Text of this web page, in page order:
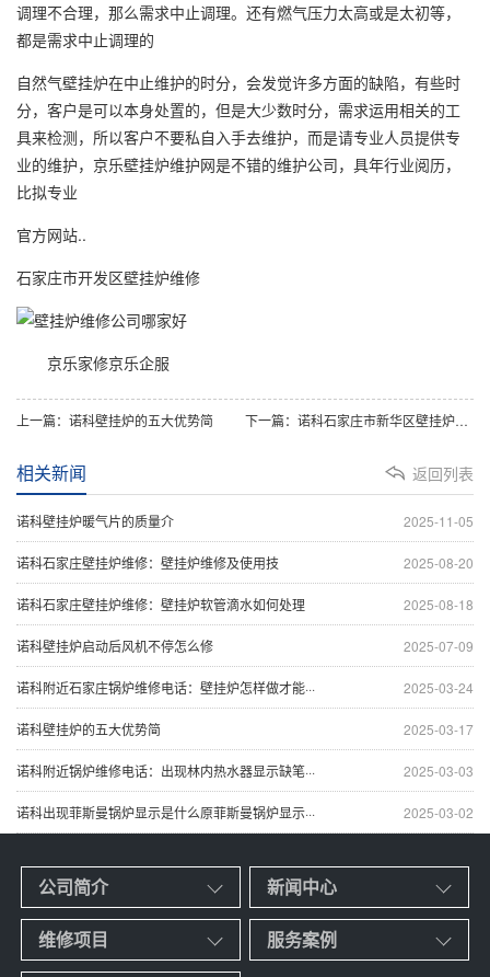
调理不合理，那么需求中止调理。还有燃气压力太高或是太初等，
都是需求中止调理的
自然气壁挂炉在中止维护的时分，会发觉许多方面的缺陷，有些时
分，客户是可以本身处置的，但是大少数时分，需求运用相关的工
具来检测，所以客户不要私自入手去维护，而是请专业人员提供专
业的维护，京乐壁挂炉维护网是不错的维护公司，具年行业阅历，
比拟专业
官方网站..
石家庄市开发区壁挂炉维修
京乐家修京乐企服
上一篇：诺科壁挂炉的五大优势简 下一篇：诺科石家庄市新华区壁挂炉维修：壁挂炉的基本工作原理介绍
返回列表
相关新闻
2025-11-05
诺科壁挂炉暖气片的质量介
2025-08-20
诺科石家庄壁挂炉维修：壁挂炉维修及使用技
2025-08-18
诺科石家庄壁挂炉维修：壁挂炉软管滴水如何处理
2025-07-09
诺科壁挂炉启动后风机不停怎么修
2025-03-24
诺科附近石家庄锅炉维修电话：壁挂炉怎样做才能···
2025-03-17
诺科壁挂炉的五大优势简
2025-03-03
诺科附近锅炉维修电话：出现林内热水器显示缺笔···
2025-03-02
诺科出现菲斯曼锅炉显示是什么原菲斯曼锅炉显示···
公司简介 新闻中心
维修项目 服务案例